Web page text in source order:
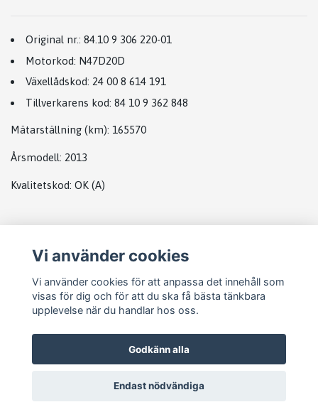
Original nr.: 84.10 9 306 220-01
Motorkod: N47D20D
Växellådskod: 24 00 8 614 191
Tillverkarens kod: 84 10 9 362 848
Mätarställning (km): 165570
Årsmodell: 2013
Kvalitetskod: OK (A)
Vi använder cookies
Vi använder cookies för att anpassa det innehåll som
visas för dig och för att du ska få bästa tänkbara
upplevelse när du handlar hos oss.
Godkänn alla
Endast nödvändiga